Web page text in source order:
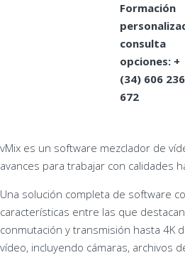
Formación
consulta
opciones: +
(34) 606 236
672
vMix es un software mezclador de
avances para trabajar con calidades
Una solución completa de software
características entre las que
conmutación y transmisión hasta 4K
vídeo, incluyendo cámaras, archivos